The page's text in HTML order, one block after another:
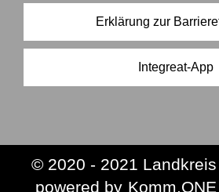
Erklärung zur
Integreat-App
© 2020 - 2021
powered by Komm.ONE